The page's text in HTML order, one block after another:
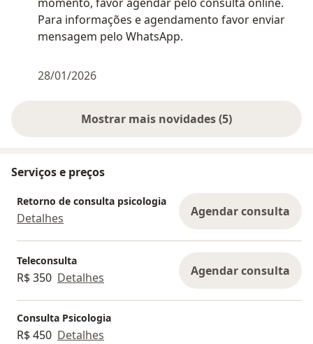
Para informações e agendamento favor enviar
mensagem pelo WhatsApp.
28/01/2026
Mostrar mais novidades (5)
Serviços e preços
Retorno de consulta psicologia
Detalhes Agendar consulta
Teleconsulta
R$ 350 Detalhes Agendar consulta
Consulta Psicologia
R$ 450 Detalhes